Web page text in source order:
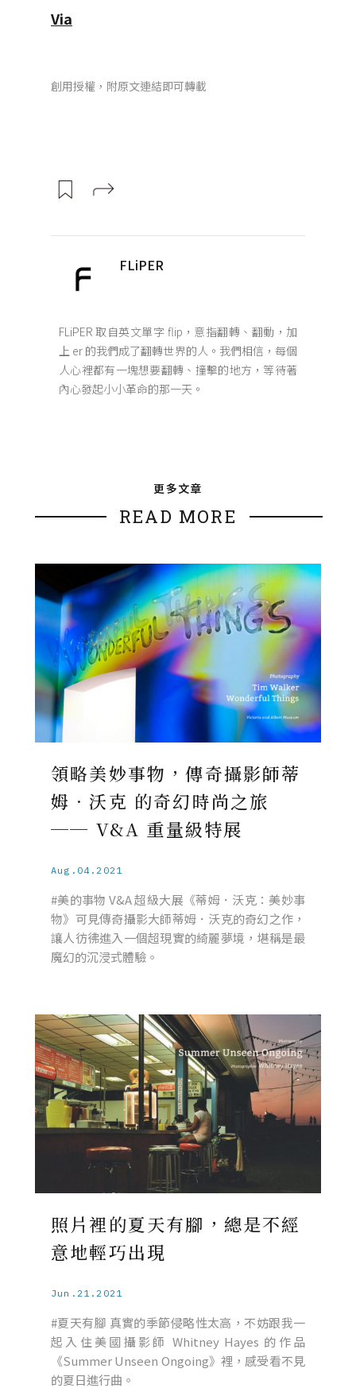
Via
創用授權，附原文連結即可轉載
FLiPER
FLiPER 取自英文單字 flip，意指翻轉、翻動，加
上 er 的我們成了翻轉世界的人。我們相信，每個
人心裡都有一塊想要翻轉、撞擊的地方，等待著
內心發起小小革命的那一天。
更多文章
READ MORE
領略美妙事物，傳奇攝影師蒂
姆．沃克 的奇幻時尚之旅
── V&A 重量級特展
Aug.04.2021
#美的事物 V&A 超級大展《蒂姆．沃克：美妙事
物》可見傳奇攝影大師蒂姆．沃克的奇幻之作，
讓人彷彿進入一個超現實的綺麗夢境，堪稱是最
魔幻的沉浸式體驗。
照片裡的夏天有腳，總是不經
意地輕巧出現
Jun.21.2021
#夏天有腳 真實的季節侵略性太高，不妨跟我一
起入住美國攝影師 Whitney Hayes 的作品
《Summer Unseen Ongoing》裡，感受看不見
的夏日進行曲。